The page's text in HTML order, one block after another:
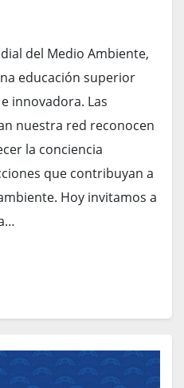
del Medio Ambiente,
educación superior
innovadora. Las
nuestra red reconocen
la conciencia
que contribuyan a
Hoy invitamos a